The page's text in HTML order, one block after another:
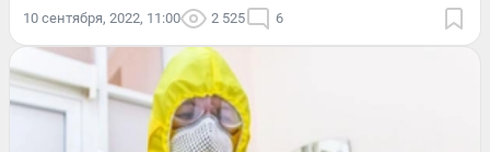
10 сентября, 2022, 11:00 2 525 6